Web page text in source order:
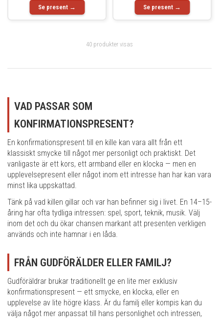
Se present → Se present →
40 produkter visas
VAD PASSAR SOM
KONFIRMATIONSPRESENT?
En konfirmationspresent till en kille kan vara allt från ett
klassiskt smycke till något mer personligt och praktiskt. Det
vanligaste är ett kors, ett armband eller en klocka — men en
upplevelsepresent eller något inom ett intresse han har kan vara
minst lika uppskattad.
Tänk på vad killen gillar och var han befinner sig i livet. En 14–15-
åring har ofta tydliga intressen: spel, sport, teknik, musik. Välj
inom det och du ökar chansen markant att presenten verkligen
används och inte hamnar i en låda.
FRÅN GUDFÖRÄLDER ELLER FAMILJ?
Gudföräldrar brukar traditionellt ge en lite mer exklusiv
konfirmationspresent — ett smycke, en klocka, eller en
upplevelse av lite högre klass. Är du familj eller kompis kan du
välja något mer anpassat till hans personlighet och intressen,